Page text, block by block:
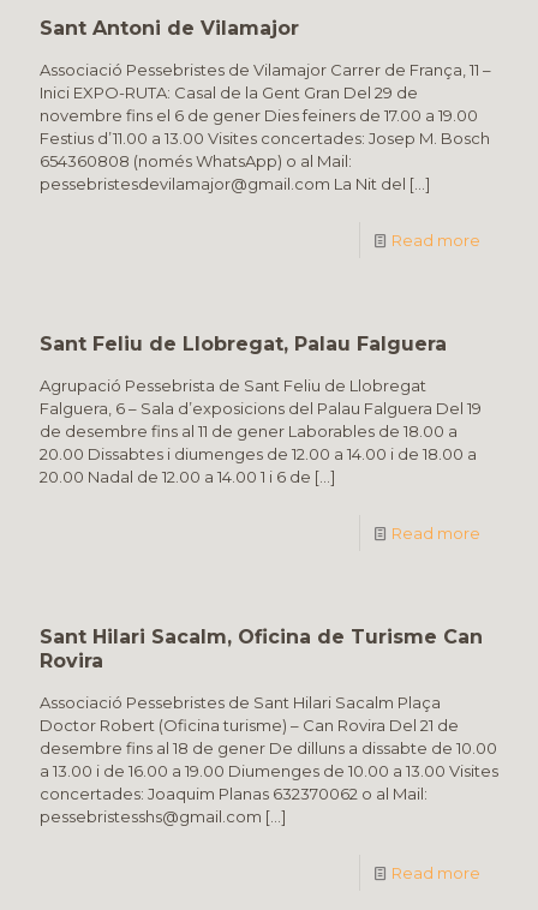
Sant Antoni de Vilamajor
Associació Pessebristes de Vilamajor Carrer de França, 11 –
Inici EXPO-RUTA: Casal de la Gent Gran Del 29 de
novembre fins el 6 de gener Dies feiners de 17.00 a 19.00
Festius d’11.00 a 13.00 Visites concertades: Josep M. Bosch
654360808 (només WhatsApp) o al Mail:
pessebristesdevilamajor@gmail.com La Nit del […]
Read more
Sant Feliu de Llobregat, Palau Falguera
Agrupació Pessebrista de Sant Feliu de Llobregat
Falguera, 6 – Sala d’exposicions del Palau Falguera Del 19
de desembre fins al 11 de gener Laborables de 18.00 a
20.00 Dissabtes i diumenges de 12.00 a 14.00 i de 18.00 a
20.00 Nadal de 12.00 a 14.00 1 i 6 de […]
Read more
Sant Hilari Sacalm, Oficina de Turisme Can
Rovira
Associació Pessebristes de Sant Hilari Sacalm Plaça
Doctor Robert (Oficina turisme) – Can Rovira Del 21 de
desembre fins al 18 de gener De dilluns a dissabte de 10.00
a 13.00 i de 16.00 a 19.00 Diumenges de 10.00 a 13.00 Visites
concertades: Joaquim Planas 632370062 o al Mail:
pessebristesshs@gmail.com […]
Read more